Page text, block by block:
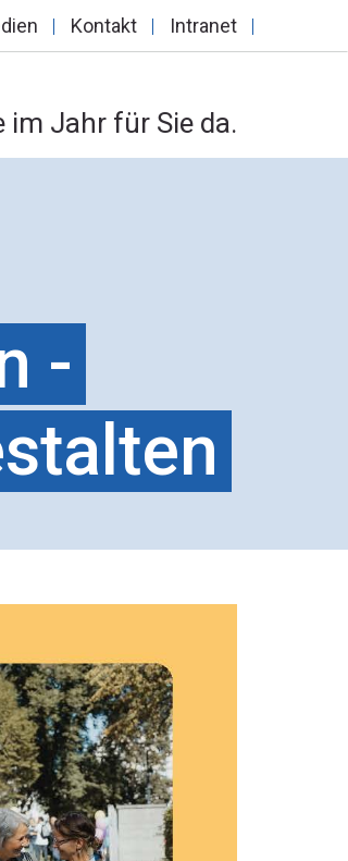
Kontakt Intranet
im Jahr für Sie da.
-